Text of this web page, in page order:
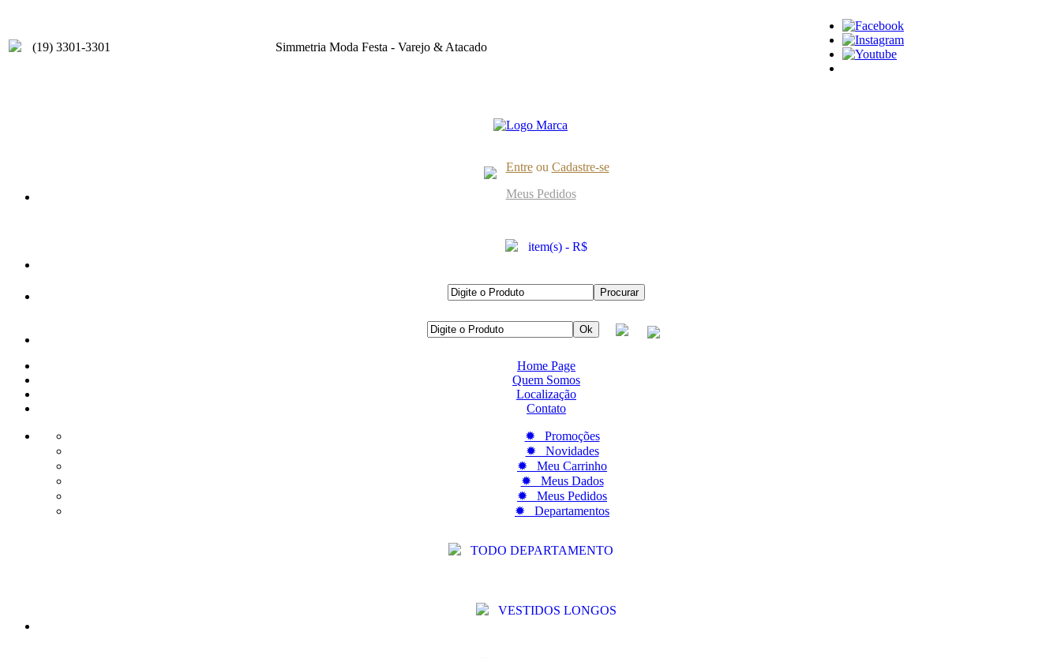
(19) 3301-3301 Simmetria Moda Festa - Varejo & Atacado
Entre ou Cadastre-se
Meus Pedidos
item(s) - R$
Home Page
Quem Somos
Localização
Contato
✹ Promoções
✹ Novidades
✹ Meu Carrinho
✹ Meus Dados
✹ Meus Pedidos
✹ Departamentos
TODO DEPARTAMENTO
VESTIDOS LONGOS